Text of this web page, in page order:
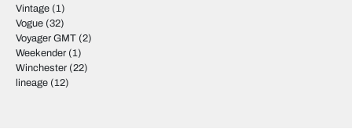
Vintage (1)
Vogue (32)
Voyager GMT (2)
Weekender (1)
Winchester (22)
lineage (12)